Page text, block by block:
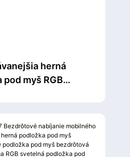
herná
pod myš RGB